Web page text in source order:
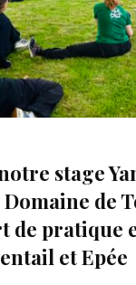
stage
de
de pratique
et Epée